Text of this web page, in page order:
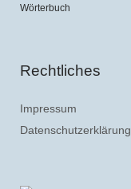
Wörterbuch
Rechtliches
Impressum
Datenschutzerklärung